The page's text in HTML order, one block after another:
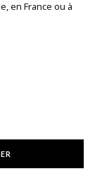
en France ou à